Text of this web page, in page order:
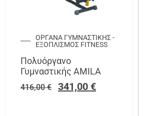
ΟΡΓΑΝΑ ΓΥΜΝΑΣΤΙΚΗΣ -
ΕΞΟΠΛΙΣΜΟΣ FITNESS
Πολυόργανο
Γυμναστικής AMILA
416,00€ 341,00 €